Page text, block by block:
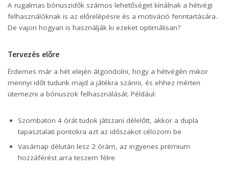
A rugalmas bónuszidők számos lehetőséget kínálnak a hétvégi
felhasználóknak is az előrelépésre és a motiváció fenntartására.
De vajon hogyan is használják ki ezeket optimálisan?
Tervezés előre
Érdemes már a hét elején átgondolni, hogy a hétvégén mikor
mennyi időt tudunk majd a játékra szánni, és ehhez mérten
ütemezni a bónuszok felhasználását. Például:
Szombaton 4 órát tudok játszani délelőtt, akkor a dupla
tapasztalati pontokra azt az időszakot célozom be
Vasárnap délután lesz 2 órám, az ingyenes prémium
hozzáférést arra teszem félre